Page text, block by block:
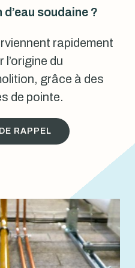
soudaine ?
rapidement
du
grâce à des
de pointe.
RAPPEL